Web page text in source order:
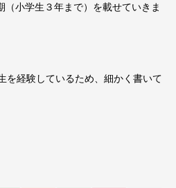
（小学生３年まで）を載せていきま
を経験しているため、細かく書いて